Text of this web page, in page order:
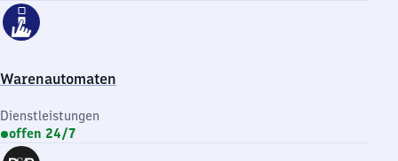
Warenautomaten
Dienstleistungen
offen 24/7